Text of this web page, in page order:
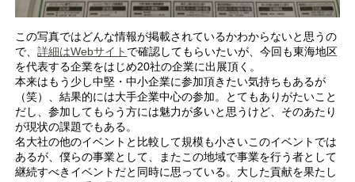
この写真ではどんな情報が掲載されているかわからないと思うの
で、詳細はWebサイト で確認してもらいたいが、今回も東海地区
を代表する企業をはじめ20社の企業に出展頂く。
本来はもう少し中堅・中小企業に参加頂きたい気持ちもあるが
（笑）、結果的には大手企業中心の参加。とてもありがたいこと
だし、参加してもらう方には魅力が多いと思うけど、そのあたり
が現状の課題でもある。
名大社の他のイベントと比較して規模も小さいこのイベントでは
あるが、僕らの事業として、またこの地域で事業を行う者として
継続すべきイベントだと同時に思っている。大した貢献を果たし